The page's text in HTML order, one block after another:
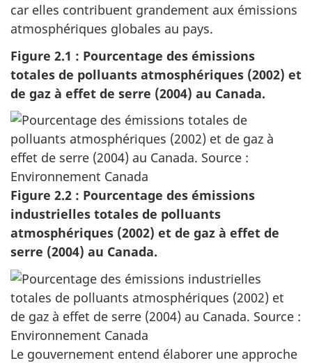
car elles contribuent grandement aux émissions
atmosphériques globales au pays.
Figure 2.1 : Pourcentage des émissions
totales de polluants atmosphériques (2002) et
de gaz à effet de serre (2004) au Canada.
Figure 2.2 : Pourcentage des émissions
industrielles totales de polluants
atmosphériques (2002) et de gaz à effet de
serre (2004) au Canada.
Le gouvernement entend élaborer une approche